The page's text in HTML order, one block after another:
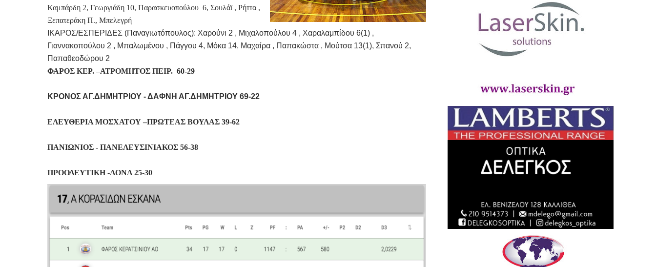
Καμπάρδη 2, Γεωργιάδη 10, Παρασκευοπούλου 6, Σουλάϊ , Ρήττα ,
Ξεπατεράκη Π., Μπελεγρή
ΙΚΑΡΟΣ/ΕΣΠΕΡΙΔΕΣ (Παναγιωτόπουλος): Χαρούνι 2 , Μιχαλοπούλου 4 , Χαραλαμπίδου 6(1) ,
Γιαννακοπούλου 2 , Μπαλωμένου , Πάγγου 4, Μόκα 14, Μαχαίρα , Παπακώστα , Μούτσα 13(1), Σπανού 2,
Παπαθεοδώρου 2
ΦΑΡΟΣ ΚΕΡ. –ΑΤΡΟΜΗΤΟΣ ΠΕΙΡ. 60-29
ΚΡΟΝΟΣ ΑΓ.ΔΗΜΗΤΡΙΟΥ - ΔΑΦΝΗ ΑΓ.ΔΗΜΗΤΡΙΟΥ 69-22
ΕΛΕΥΘΕΡΙΑ ΜΟΣΧΑΤΟΥ –ΠΡΩΤΕΑΣ ΒΟΥΛΑΣ 39-62
ΠΑΝΙΩΝΙΟΣ - ΠΑΝΕΛΕΥΣΙΝΙΑΚΟΣ 56-38
ΠΡΟΟΔΕΥΤΙΚΗ -ΑΟΝΑ 25-30